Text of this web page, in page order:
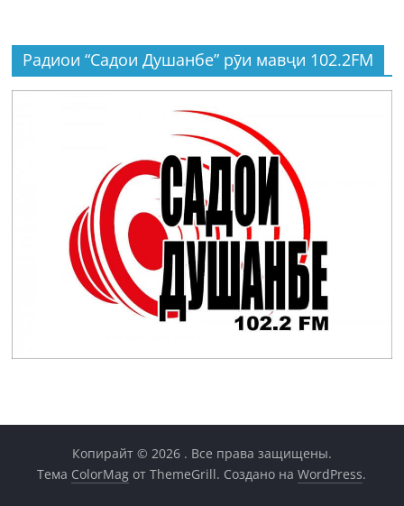
Радиои “Садои Душанбе” рӯи мавҷи 102.2FM
Копирайт © 2026 . Все права защищены.
Тема ColorMag от ThemeGrill. Создано наWordPress.